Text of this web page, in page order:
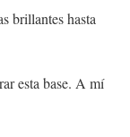
brillantes hasta
esta base. A mí